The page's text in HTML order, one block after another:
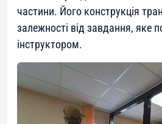
частини. Його конструкція
залежності від завдання, яке
інструктором.